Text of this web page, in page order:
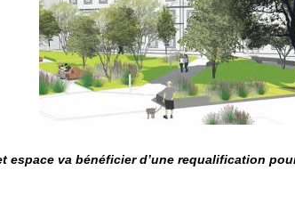
espace va bénéficier d’une requalification